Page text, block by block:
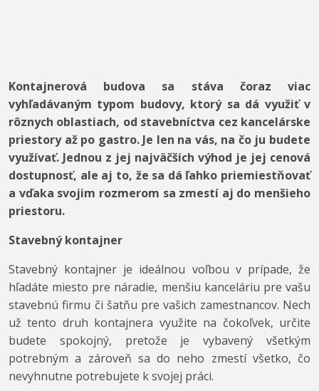
Kontajnerová budova sa stáva čoraz viac
vyhľadávaným typom budovy, ktorý sa dá využiť v
rôznych oblastiach, od stavebníctva cez kancelárske
priestory až po gastro. Je len na vás, na čo ju budete
využívať. Jednou z jej najväčších výhod je jej cenová
dostupnosť, ale aj to, že sa dá ľahko priemiestňovať
a vďaka svojim rozmerom sa zmestí aj do menšieho
priestoru.
Stavebný kontajner
Stavebný kontajner je ideálnou voľbou v prípade, že
hľadáte miesto pre náradie, menšiu kanceláriu pre vašu
stavebnú firmu či šatňu pre vašich zamestnancov. Nech
už tento druh kontajnera využite na čokoľvek, určite
budete spokojný, pretože je vybavený všetkým
potrebným a zároveň sa do neho zmestí všetko, čo
nevyhnutne potrebujete k svojej práci.